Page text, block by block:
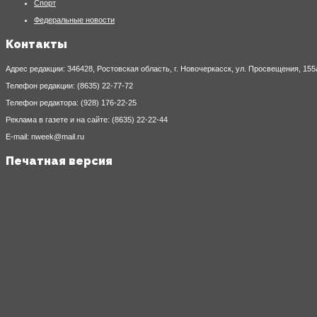
Спорт
Федеральные новости
Контакты
Адрес редакции: 346428, Ростовская область, г. Новочеркасск, ул. Просвещения,
Телефон редакции: (8635) 22-77-72
Телефон редактора: (928) 176-22-25
Реклама в газете и на сайте: (8635) 22-22-44
E-mail: nweek@mail.ru
Печатная версия